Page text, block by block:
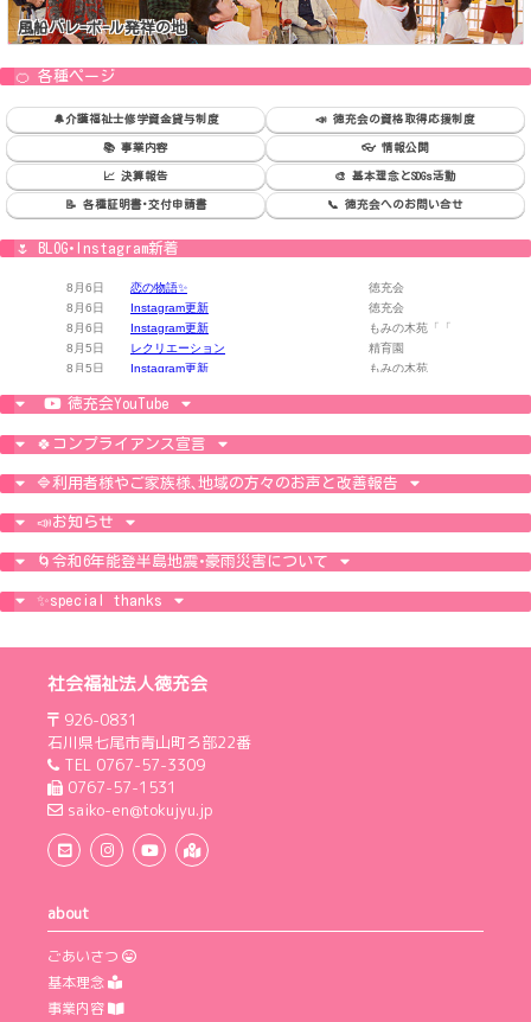
風船バレｰボｰル発祥の地
🍊 各種ページ
🔔介護福祉士修学資金貸与制度 📣 徳充会の資格取得応援制度
📚 事業内容 👓 情報公開
📈 決算報告 🎨 基本理念とSDGs活動
📝 各種証明書･交付申請書 📞 徳充会へのお問い合せ
🌷 BLOG･Instagram新着
徳充会YouTube
🍀コンプライアンス宣言
🔷利用者様やご家族様､地域の方々のお声と改善報告
📣お知らせ
🌀令和6年能登半島地震･豪雨災害について
✨special thanks
社会福祉法人徳充会
926-0831
石川県七尾市青山町ろ部22番
TEL 0767-57-3309
0767-57-1531
saiko-en@tokujyu.jp
お問合せフォーム 地図を開く
about
ごあいさつ
基本理念
事業内容